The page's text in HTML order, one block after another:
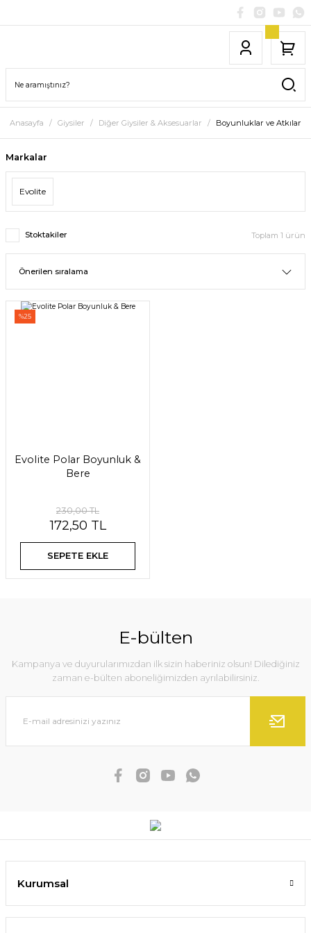
Anasayfa Giysiler Diğer Giysiler & Aksesuarlar Boyunluklar ve Atkılar
Markalar
Evolite
Stoktakiler Toplam 1 ürün
%25
Evolite Polar Boyunluk &
Bere
230,00 TL
172,50 TL
SEPETE EKLE
E-bülten
Kampanya ve duyurularımızdan ilk sizin haberiniz olsun! Dilediğiniz
zaman e-bülten aboneliğimizden ayrılabilirsiniz.
Kurumsal